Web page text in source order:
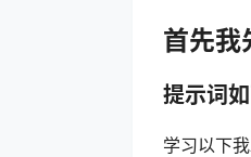
首先我
提示词
学习以下